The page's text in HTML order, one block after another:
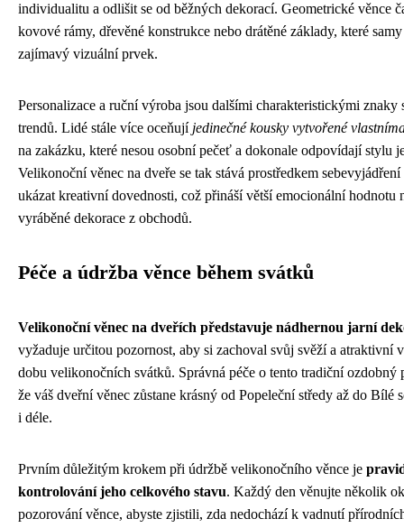
individualitu a odlišit se od běžných dekorací. Geometrické věnce
kovové rámy, dřevěné konstrukce nebo drátěné základy, které
zajímavý vizuální prvek.
Personalizace a ruční výroba jsou dalšími charakteristickými znaky
trendů. Lidé stále více oceňují jedinečné kousky vytvořené
na zakázku, které nesou osobní pečeť a dokonale odpovídají stylu
Velikonoční věnec na dveře se tak stává prostředkem
ukázat kreativní dovednosti, což přináší větší emocionální hodnotu
vyráběné dekorace z obchodů.
Péče a údržba věnce během svátků
Velikonoční věnec na dveřích představuje nádhernou jarní
vyžaduje určitou pozornost, aby si zachoval svůj svěží a atraktivní
dobu velikonočních svátků. Správná péče o tento tradiční ozdobný
že váš dveřní věnec zůstane krásný od Popeleční středy až do Bílé
i déle.
Prvním důležitým krokem při údržbě velikonočního věnce je
kontrolování jeho celkového stavu. Každý den věnujte několik
pozorování věnce, abyste zjistili, zda nedochází k vadnutí